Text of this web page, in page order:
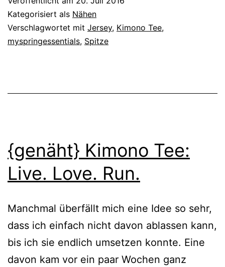
mit
Spitze
Kategorisiert als Nähen
Verschlagwortet mit Jersey, Kimono Tee,
myspringessentials, Spitze
{genäht} Kimono Tee:
Live. Love. Run.
Manchmal überfällt mich eine Idee so sehr,
dass ich einfach nicht davon ablassen kann,
bis ich sie endlich umsetzen konnte. Eine
davon kam vor ein paar Wochen ganz